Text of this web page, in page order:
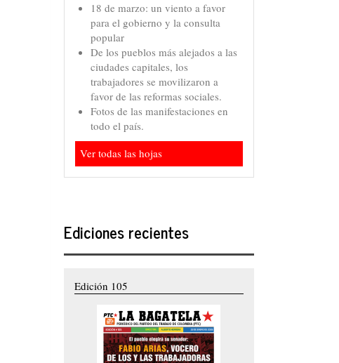
18 de marzo: un viento a favor
para el gobierno y la consulta
popular
De los pueblos más alejados a las
ciudades capitales, los
trabajadores se movilizaron a
favor de las reformas sociales.
Fotos de las manifestaciones en
todo el país.
Ver todas las hojas
Ediciones recientes
Edición 105